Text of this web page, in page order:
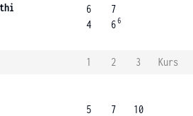
6
4
7
66
1 2 3
Kurs
5
7
10